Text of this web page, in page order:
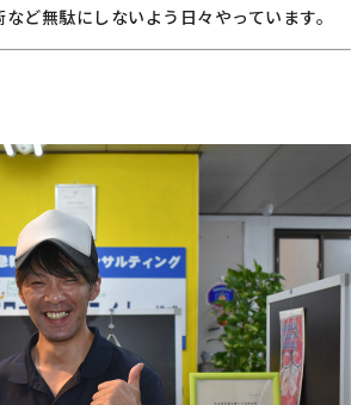
ど無駄にしないよう日々やっています。